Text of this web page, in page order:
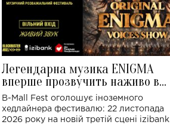
Легендарна музика ENIGMA
вперше прозвучить наживо в
Україні: де відбудеться концерт
B-Mall Fest оголошує іноземного
хедлайнера фестивалю: 22 листопада
2026 року на новій третій сцені izibank